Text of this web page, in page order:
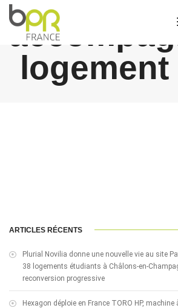
ARTICLES RÉCENTS
Plurial Novilia donne une nouvelle vie au site
38 logements étudiants à Châlons-en-
reconversion progressive
Hexagon déploie en France TORO HP, machine